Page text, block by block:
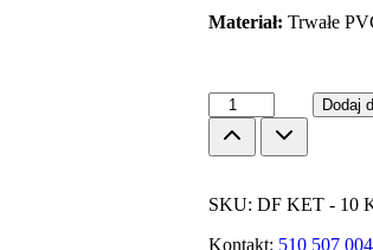
Materiał: Trwałe
ilość
6
kg
odważnik
Dodaj
SKU: DF KET - 10
Kontakt: 510 507 004